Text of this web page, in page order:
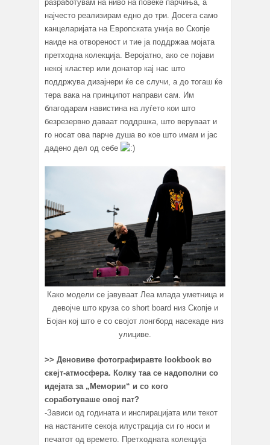
разработувам на ниво на повеќе парчиња, а
најчесто реализирам едно до три. Досега само
канцеларијата на Европската унија во Скопје
наиде на отвореност и тие ја поддржаа мојата
претходна колекција. Веројатно, ако се појави
некој кластер или донатор кај нас што
поддржува дизајнери ќе се случи, а до тогаш ќе
тера вака на принципот направи сам. Им
благодарам навистина на луѓето кои што
безрезервно даваат поддршка, што веруваат и
го носат ова парче душа во кое што имам и јас
дадено дел од себе
Како модели се јавуваат Леа млада уметница и
девојче што круза со short board низ Скопје и
Бојан кој што е со својот лонгборд насекаде низ
улициве.
>> Деновиве фотографиравте lookbook во
скејт-атмосфера. Колку таа се надополни со
идејата за „Мемории“ и со кого
соработуваше овој пат?
-Зависи од годината и инспирацијата или текот
на настаните секоја илустрација си го носи и
печатот од времето. Претходната колекција